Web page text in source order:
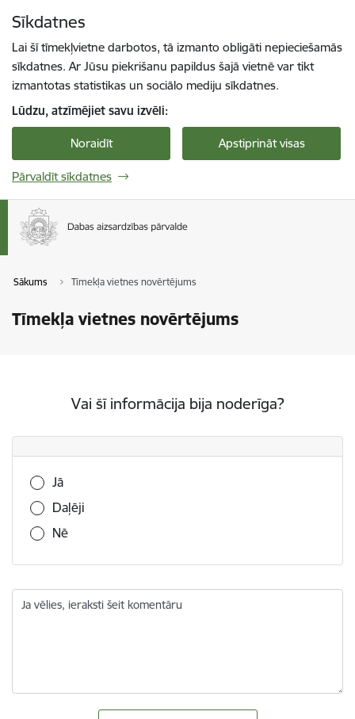
Sīkdatnes
Lai šī tīmekļvietne darbotos, tā izmanto obligāti nepieciešamās
sīkdatnes. Ar Jūsu piekrišanu papildus šajā vietnē var tikt
izmantotas statistikas un sociālo mediju sīkdatnes.
Lūdzu, atzīmējiet savu izvēli:
Noraidīt Apstiprināt visas
Pārvaldīt sīkdatnes
Sākums Tīmekļa vietnes novērtējums
Tīmekļa vietnes novērtējums
Vai šī informācija bija noderīga?
Vai šī informācija bija noderīga?
Jā
Daļēji
Nē
Ja vēlies, ieraksti šeit komentāru